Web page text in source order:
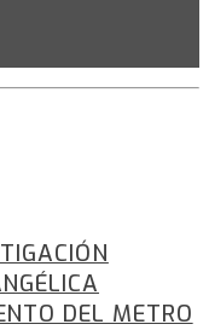
DEL METRO